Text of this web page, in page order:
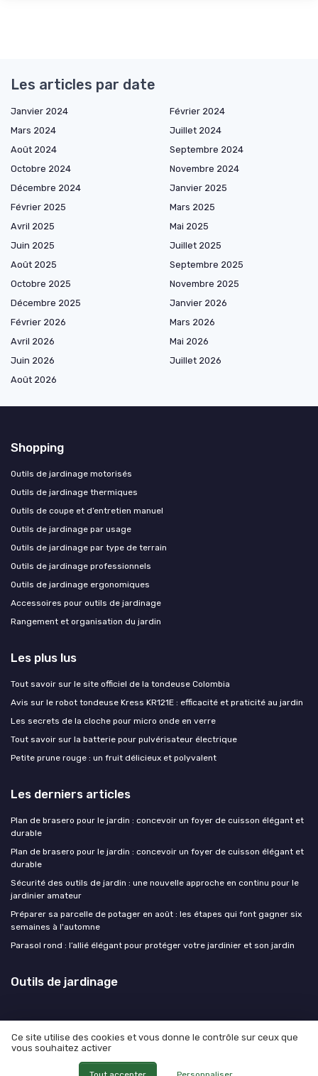
Les articles par date
Janvier 2024
Février 2024
Mars 2024
Juillet 2024
Août 2024
Septembre 2024
Octobre 2024
Novembre 2024
Décembre 2024
Janvier 2025
Février 2025
Mars 2025
Avril 2025
Mai 2025
Juin 2025
Juillet 2025
Août 2025
Septembre 2025
Octobre 2025
Novembre 2025
Décembre 2025
Janvier 2026
Février 2026
Mars 2026
Avril 2026
Mai 2026
Juin 2026
Juillet 2026
Août 2026
Shopping
Outils de jardinage motorisés
Outils de jardinage thermiques
Outils de coupe et d’entretien manuel
Outils de jardinage par usage
Outils de jardinage par type de terrain
Outils de jardinage professionnels
Outils de jardinage ergonomiques
Accessoires pour outils de jardinage
Rangement et organisation du jardin
Les plus lus
Tout savoir sur le site officiel de la tondeuse Colombia
Avis sur le robot tondeuse Kress KR121E : efficacité et praticité au jardin
Les secrets de la cloche pour micro onde en verre
Tout savoir sur la batterie pour pulvérisateur électrique
Petite prune rouge : un fruit délicieux et polyvalent
Les derniers articles
Plan de brasero pour le jardin : concevoir un foyer de cuisson élégant et
durable
Plan de brasero pour le jardin : concevoir un foyer de cuisson élégant et
durable
Sécurité des outils de jardin : une nouvelle approche en continu pour le
jardinier amateur
Préparer sa parcelle de potager en août : les étapes qui font gagner six
semaines à l'automne
Parasol rond : l’allié élégant pour protéger votre jardinier et son jardin
Outils de jardinage
Mentions légales
© Outils de jardinage 2026
Ce site utilise des cookies et vous donne le contrôle sur ceux que
vous souhaitez activer